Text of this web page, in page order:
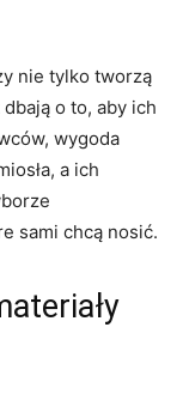
nie tylko tworzą
o to, aby ich
wygoda
a ich
sami chcą nosić.